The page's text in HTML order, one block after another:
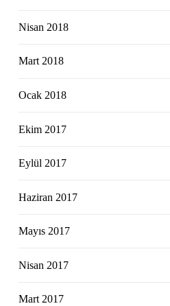
Nisan 2018
Mart 2018
Ocak 2018
Ekim 2017
Eylül 2017
Haziran 2017
Mayıs 2017
Nisan 2017
Mart 2017